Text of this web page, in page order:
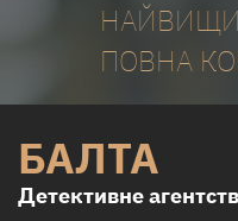
ПОВНА
БАЛТА
Детективне